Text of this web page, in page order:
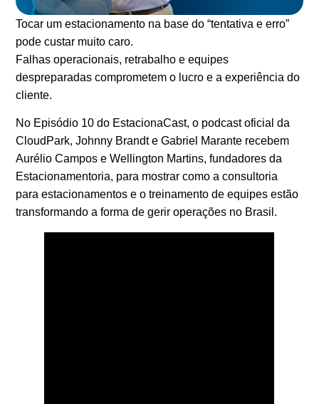
Tocar um estacionamento na base do “tentativa e erro”
pode custar muito caro.
Falhas operacionais, retrabalho e equipes
despreparadas comprometem o lucro e a experiência do
cliente.
No Episódio 10 do EstacionaCast, o podcast oficial da
CloudPark,Johnny BrandteGabriel Marante recebem
Aurélio Campos eWellington Martins, fundadores da
Estacionamentoria, para mostrar como aconsultoria
para estacionamentos e otreinamento de equipes estão
transformando a forma de gerir operações no Brasil.